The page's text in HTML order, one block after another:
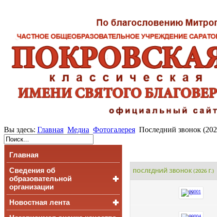
Вы здесь: Главная Медиа Фотогалерея Последний звонок
Главная
Сведения об
образовательной
организации
Основные сведения
Структура и органы
Новостная лента
ПОСЛЕДНИЙ ЗВОНОК (2026 Г.)